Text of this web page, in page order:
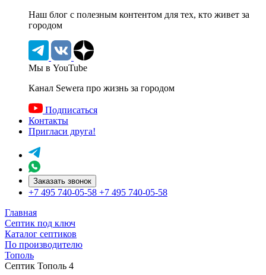
Наш блог c полезным контентом для тех, кто живет за
городом
Мы в YouTube
Канал Sewera про жизнь за городом
Подписаться
Контакты
Пригласи друга!
Заказать звонок
+7 495 740-05-58 +7 495 740-05-58
Главная
Септик под ключ
Каталог септиков
По производителю
Тополь
Септик Тополь 4